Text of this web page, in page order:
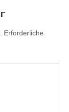
Erforderliche